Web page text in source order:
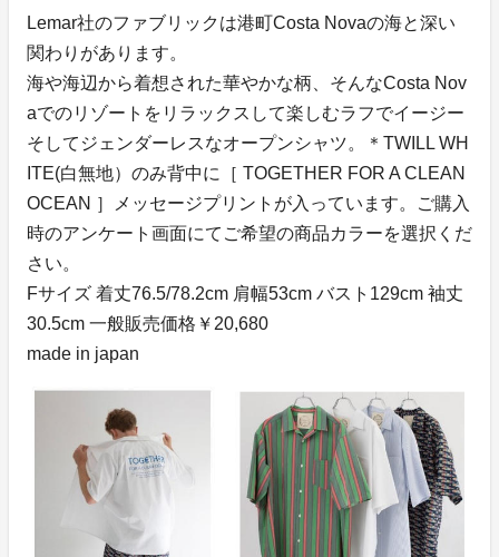
Lemar社のファブリックは港町Costa Novaの海と深い
関わりがあります。
海や海辺から着想された華やかな柄、そんなCosta Nov
aでのリゾートをリラックスして楽しむラフでイージー
そしてジェンダーレスなオープンシャツ。＊TWILL WH
ITE(白無地）のみ背中に［ TOGETHER FOR A CLEAN
OCEAN ］メッセージプリントが入っています。ご購入
時のアンケート画面にてご希望の商品カラーを選択くだ
さい。
Fサイズ 着丈76.5/78.2cm 肩幅53cm バスト129cm 袖丈
30.5cm 一般販売価格￥20,680
made in japan